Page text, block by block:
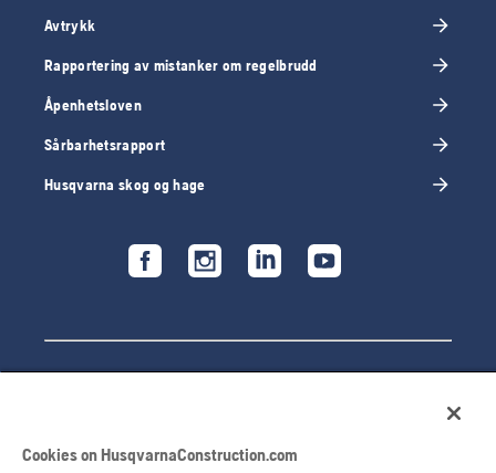
Avtrykk
Rapportering av mistanker om regelbrudd
Åpenhetsloven
Sårbarhetsrapport
Husqvarna skog og hage
Cookies on HusqvarnaConstruction.com